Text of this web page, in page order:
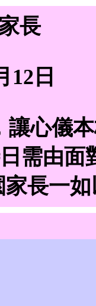
長
12日
心儀
需由
長一如